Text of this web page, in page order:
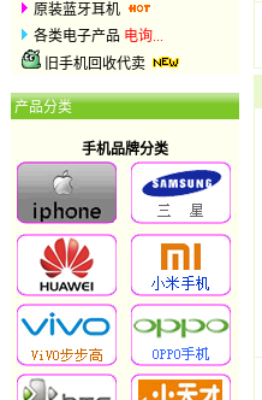
原装蓝牙耳机
各类电子产品 电询...
旧手机回收代卖
产品分类
手机品牌分类